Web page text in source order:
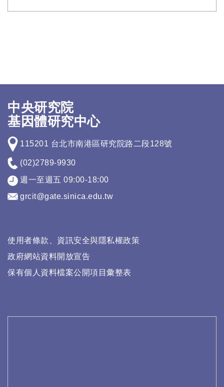
中央研究院
基因體研究中心
115201 台北市南港區研究院路二段128號
(02)2789-9930
週一至週五 09:00-18:00
grcit@gate.sinica.edu.tw
使用者條款、資訊安全與隱私權政策
政府網站資料開放宣告
保有個人資料檔案公開項目彙整表